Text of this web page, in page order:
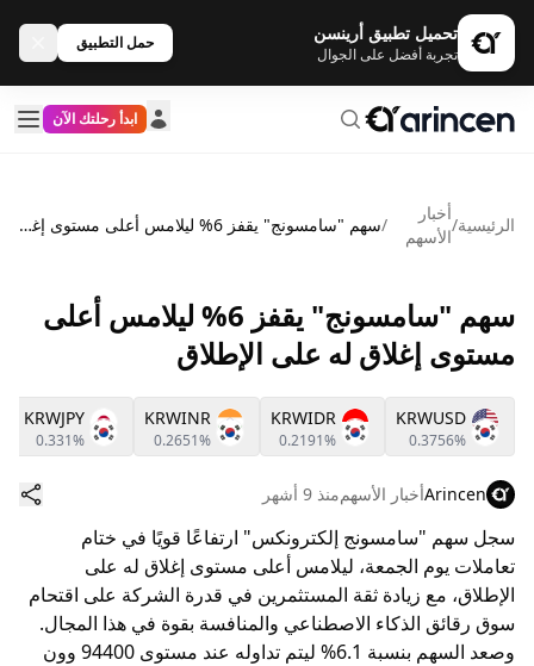
تحميل تطبيق أرينسن
تجربة أفضل على الجوال
حمل التطبيق
ابدأ رحلتك الآن
الرئيسية/
أخبار
الأسهم
/ سهم "سامسونج" يقفز 6% ليلامس أعلى مستوى إغلاق له على الإطلاق
سهم "سامسونج" يقفز 6% ليلامس أعلى
مستوى إغلاق له على الإطلاق
KRWUSD
0.3756%
KRWIDR
0.2191%
KRWINR
0.2651%
KRWJPY
0.331%
Arincenأخبار الأسهممنذ 9 أشهر
سجل سهم "سامسونج إلكترونكس" ارتفاعًا قويًا في ختام
تعاملات يوم الجمعة، ليلامس أعلى مستوى إغلاق له على
الإطلاق، مع زيادة ثقة المستثمرين في قدرة الشركة على اقتحام
سوق رقائق الذكاء الاصطناعي والمنافسة بقوة في هذا المجال.
وصعد السهم بنسبة 6.1% ليتم تداوله عند مستوى 94400 وون